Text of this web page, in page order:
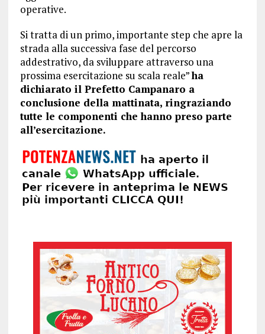
operative.
Si tratta di un primo, importante step che apre la
strada alla successiva fase del percorso
addestrativo, da sviluppare attraverso una
prossima esercitazione su scala reale”ha
dichiarato il Prefetto Campanaro a
conclusione della mattinata, ringraziando
tutte le componenti che hanno preso parte
all’esercitazione.